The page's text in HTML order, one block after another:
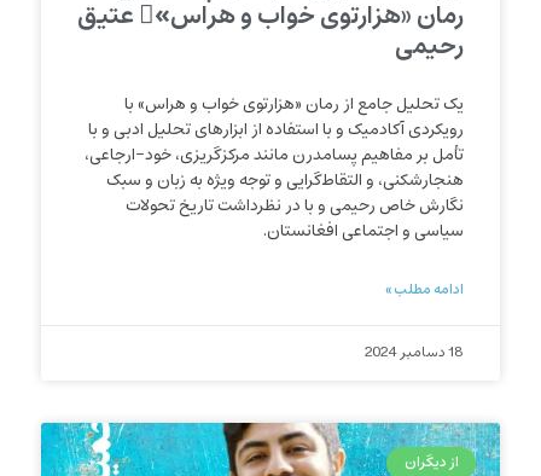
رمان «هزارتوی خواب و هراس»ِ عتیق
رحیمی
یک تحلیل جامع از رمان «هزارتوی خواب و هراس» با
رویکردی آکادمیک و با استفاده از ابزارهای تحلیل ادبی و با
تأمل بر مفاهیم پسامدرن مانند مرکز‌گریزی، خود-ارجاعی،
هنجارشکنی، و التقاط‌گرایی و توجه ویژه به زبان و سبک
نگارش خاص رحیمی و با در نظرداشت تاریخ تحولات
سیاسی و اجتماعی افغانستان.
ادامه مطلب »
18 دسامبر 2024
از دیگران